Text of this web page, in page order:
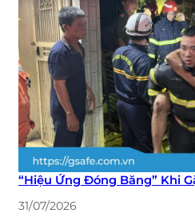
“Hiệu Ứng Đóng Băng” Khi
31/07/2026